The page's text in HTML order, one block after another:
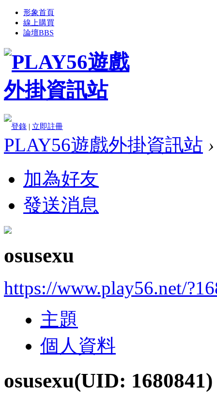
形象首頁
線上購買
論壇BBS
登錄 | 立即註冊
PLAY56遊戲外掛資訊站 ›
加為好友
發送消息
osusexu
https://www.play56.net/
主題
個人資料
osusexu(UID: 1680841)